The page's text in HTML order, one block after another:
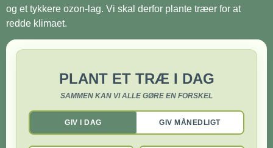
og et tykkere ozon-lag. Vi skal derfor plante træer for at
redde klimaet.
PLANT ET TRÆ I DAG
SAMMEN KAN VI ALLE GØRE EN FORSKEL
GIV I DAG GIV MÅNEDLIGT